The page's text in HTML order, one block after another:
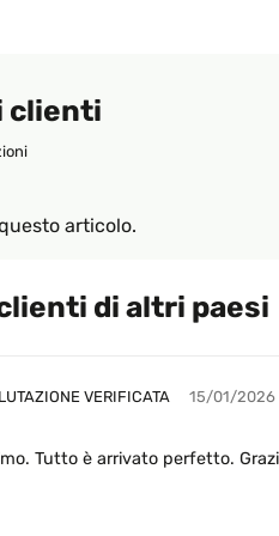
clienti
articolo.
di altri paesi
VERIFICATA 15/01/2026
Tutto è arrivato perfetto.